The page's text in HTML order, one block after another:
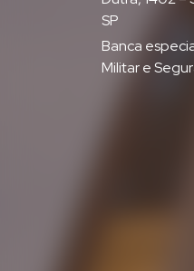
SP
Banca
Militar e